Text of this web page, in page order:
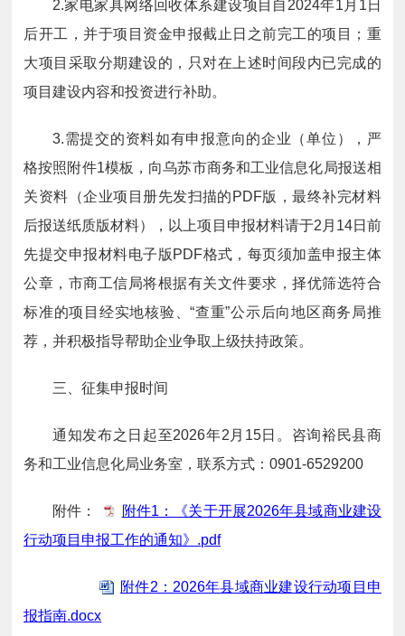
2.家电家具网络回收体系建设项目自2024年1月1日
后开工，并于项目资金申报截止日之前完工的项目；重
大项目采取分期建设的，只对在上述时间段内已完成的
项目建设内容和投资进行补助。
3.需提交的资料如有申报意向的企业（单位），严
格按照附件1模板，向乌苏市商务和工业信息化局报送相
关资料（企业项目册先发扫描的PDF版，最终补完材料
后报送纸质版材料），以上项目申报材料请于2月14日前
先提交申报材料电子版PDF格式，每页须加盖申报主体
公章，市商工信局将根据有关文件要求，择优筛选符合
标准的项目经实地核验、“查重”公示后向地区商务局推
荐，并积极指导帮助企业争取上级扶持政策。
三、征集申报时间
通知发布之日起至2026年2月15日。咨询裕民县商
务和工业信息化局业务室，联系方式：0901-6529200
附件：
附件1：《关于开展2026年县域商业建设
行动项目申报工作的通知》.pdf
附件2：2026年县域商业建设行动项目申
报指南.docx